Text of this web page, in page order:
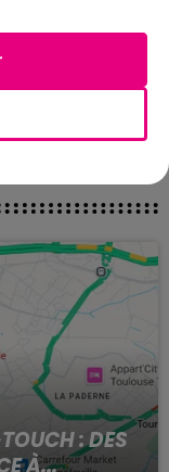
le
(15h) et
: DES